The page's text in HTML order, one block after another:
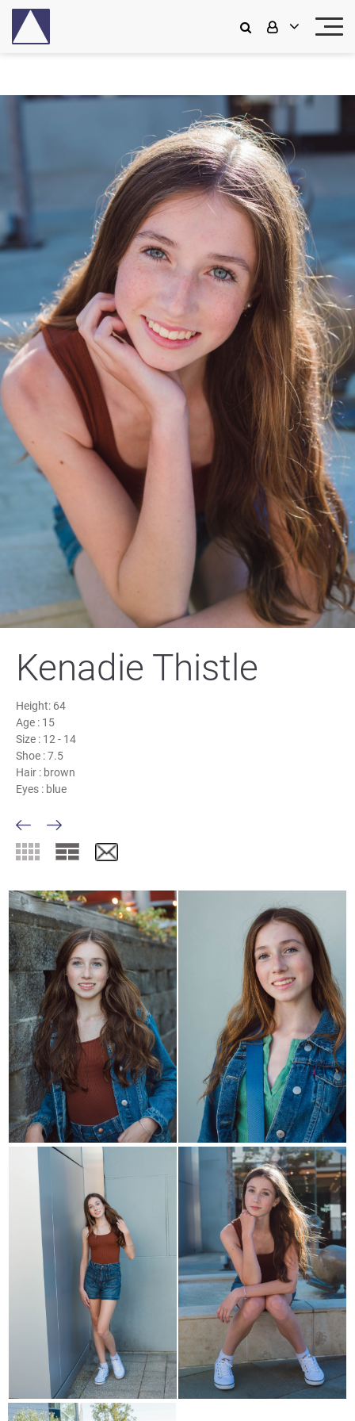
Kenadie Thistle
Height: 64
Age : 15
Size : 12 - 14
Shoe :7.5
Hair : brown
Eyes : blue